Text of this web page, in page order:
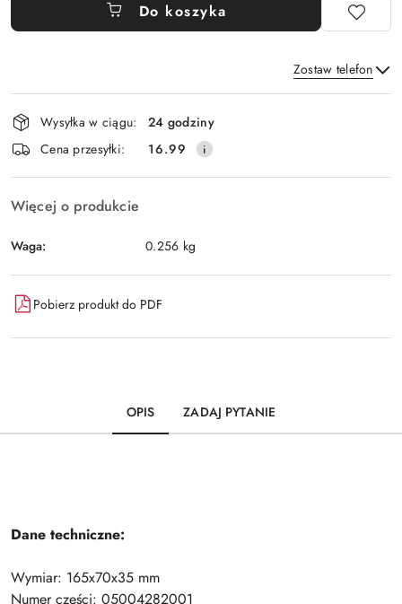
Do koszyka
Zostaw telefon
Wyślij
Dostępność
i
dostawa
Wysyłka w ciągu:
24 godziny
Cena przesyłki:
16.99
Więcej o produkcie
Waga: 0.256 kg
Pobierz produkt do PDF
OPIS ZADAJ PYTANIE
Dane techniczne:
Wymiar: 165x70x35 mm
Numer części: 05004282001